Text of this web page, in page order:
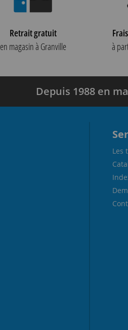
Retrait gratuit
en magasin à Granville
à
Depuis 1988 en
Les